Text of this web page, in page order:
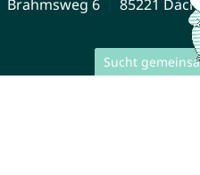
Sucht
Brahmsweg 6
85221